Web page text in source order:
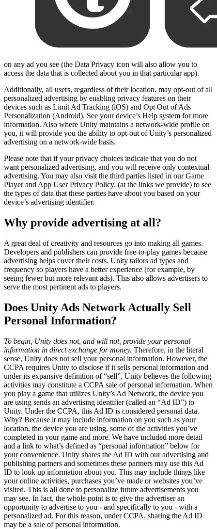
on any ad you see (the Data Privacy icon will also allow you to
access the data that is collected about you in that particular app).
Additionally, all users, regardless of their location, may opt-out of all
personalized advertising by enabling privacy features on their
devices such as Limit Ad Tracking (iOS) and Opt Out of Ads
Personalization (Android). See your device’s Help system for more
information. Also where Unity maintains a network-wide profile on
you, it will provide you the ability to opt-out of Unity’s personalized
advertising on a network-wide basis.
Please note that if your privacy choices indicate that you do not
want personalized advertising, and you will receive only contextual
advertising. You may also visit the third parties listed in our Game
Player and App User Privacy Policy. (at the links we provide) to see
the types of data that these parties have about you based on your
device’s advertising identifier.
Why provide advertising at all?
A great deal of creativity and resources go into making all games.
Developers and publishers can provide free-to-play games because
advertising helps cover their costs. Unity tailors ad types and
frequency so players have a better experience (for example, by
seeing fewer but more relevant ads). This also allows advertisers to
serve the most pertinent ads to players.
Does Unity Ads Network Actually Sell
Personal Information?
To begin, Unity does not, and will not, provide your personal
information in direct exchange for money. Therefore, in the literal
sense, Unity does not sell your personal information. However, the
CCPA requires Unity to disclose if it sells personal information and
under its expansive definition of “sell”, Unity believes the following
activities may constitute a CCPA sale of personal information. When
you play a game that utilizes Unity’s Ad Network, the device you
are using sends an advertising identifier (called an “Ad ID”) to
Unity. Under the CCPA, this Ad ID is considered personal data.
Why? Because it may include information on you such as your
location, the device you are using, some of the activities you’ve
completed in your game and more. We have included more detail
and a link to what’s defined as “personal information” below for
your convenience. Unity shares the Ad ID with our advertising and
publishing partners and sometimes these partners may use this Ad
ID to look up information about you. This may include things like
your online activities, purchases you’ve made or websites you’ve
visited. This is all done to personalize future advertisements you
may see. In fact, the whole point is to give the advertiser an
opportunity to advertise to you - and specifically to you - with a
personalized ad. For this reason, under CCPA, sharing the Ad ID
may be a sale of personal information.